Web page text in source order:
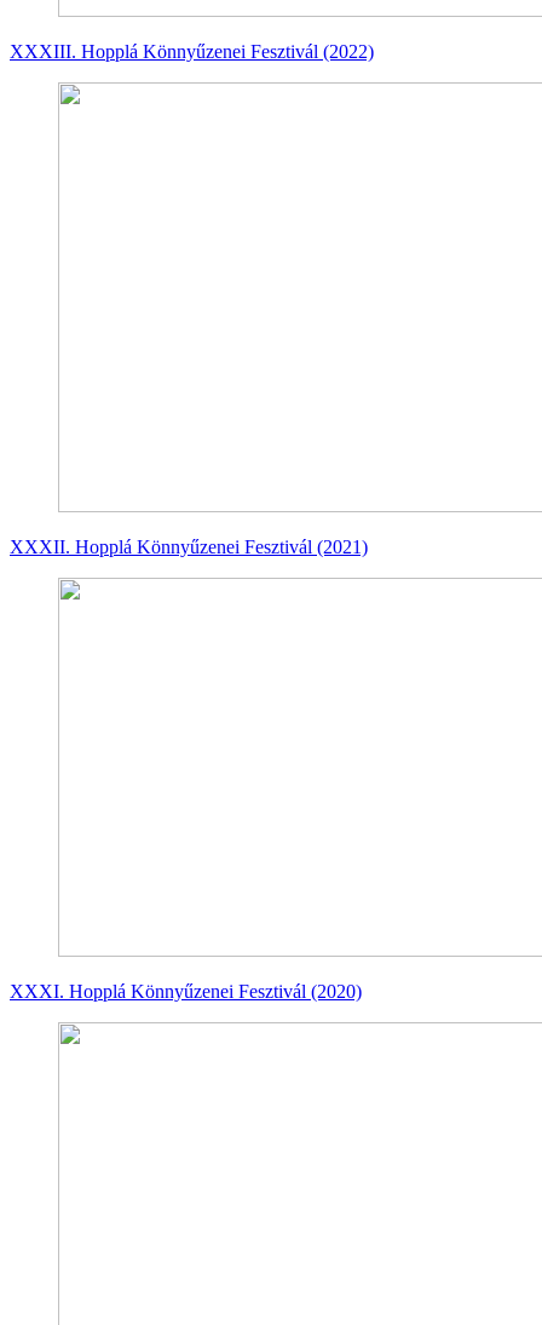
XXXIII. Hopplá Könnyűzenei Fesztivál (2022)
XXXII. Hopplá Könnyűzenei Fesztivál (2021)
XXXI. Hopplá Könnyűzenei Fesztivál (2020)